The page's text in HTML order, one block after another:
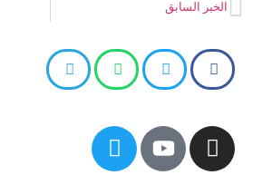
الخبر السابق